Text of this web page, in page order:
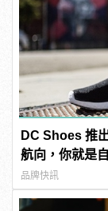
DC Shoes 推
航向，你就是
品牌快訊